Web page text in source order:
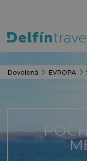
Dovolená EVROPA